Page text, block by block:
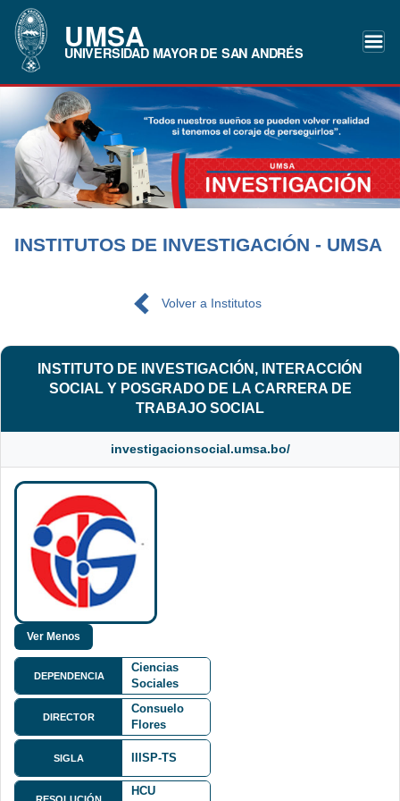
UMSA
UNIVERSIDAD MAYOR DE SAN ANDRÉS
INSTITUTOS DE INVESTIGACIÓN - UMSA
Volver a Institutos
INSTITUTO DE INVESTIGACIÓN, INTERACCIÓN
SOCIAL Y POSGRADO DE LA CARRERA DE
TRABAJO SOCIAL
investigacionsocial.umsa.bo/
DEPENDENCIA
Ciencias
Sociales
FCS
DIRECTOR
M. Sc.
Consuelo
Flores
Gonzales
SIGLA IIISP-TS
HCU
Campus
Universitario
de Cota